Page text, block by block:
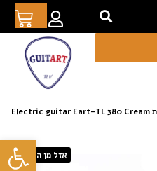
פתח
גיטרה חשמלית Electric guitar Eart-TL 380 Cream
אזל מן המלאי